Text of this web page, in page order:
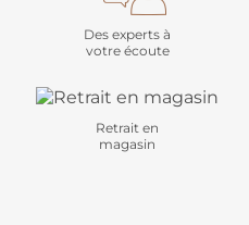
Des experts à
votre écoute
Retrait en
magasin